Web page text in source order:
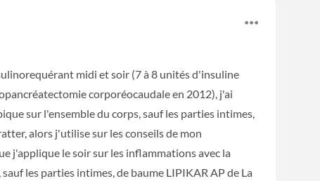
midi et soir (7 à 8 unités d'insuline
corporéocaudale en 2012), j'ai
sur l'ensemble du corps, sauf les parties intimes,
alors j'utilise sur les conseils de mon
j'applique le soir sur les inflammations avec la
les parties intimes, de baume LIPIKAR AP de La